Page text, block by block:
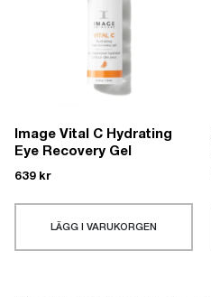
Image Vital C Hydrating
Eye Recovery Gel
639 kr
LÄGG I VARUKORGEN